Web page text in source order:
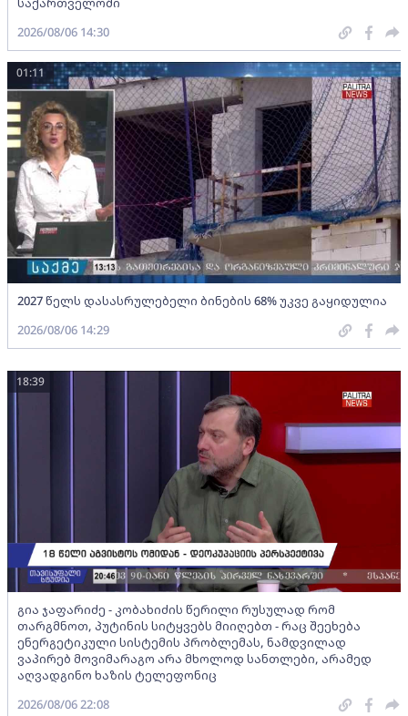
2026/08/06 14:30
2027 წელს დასასრულებელი ბინების 68% უკვე გაყიდულია
01:11
2026/08/06 14:29
გია ჯაფარიძე - კობახიძის წერილი რუსულად რომ
თარგმნოთ, პუტინის სიტყვებს მიიღებთ - რაც შეეხება
ენერგეტიკული სისტემის პრობლემას, ნამდვილად
ვაპირებ მოვიმარაგო არა მხოლოდ სანთლები, არამედ
აღვადგინო ხაზის ტელეფონიც
18:39
2026/08/06 22:08